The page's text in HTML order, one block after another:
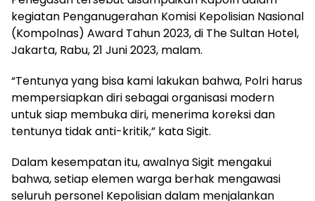
kegiatan Penganugerahan Komisi Kepolisian Nasional
(Kompolnas) Award Tahun 2023, di The Sultan Hotel,
Jakarta, Rabu, 21 Juni 2023, malam.
“Tentunya yang bisa kami lakukan bahwa, Polri harus
mempersiapkan diri sebagai organisasi modern
untuk siap membuka diri, menerima koreksi dan
tentunya tidak anti-kritik,” kata Sigit.
Dalam kesempatan itu, awalnya Sigit mengakui
bahwa, setiap elemen warga berhak mengawasi
seluruh personel Kepolisian dalam menjalankan